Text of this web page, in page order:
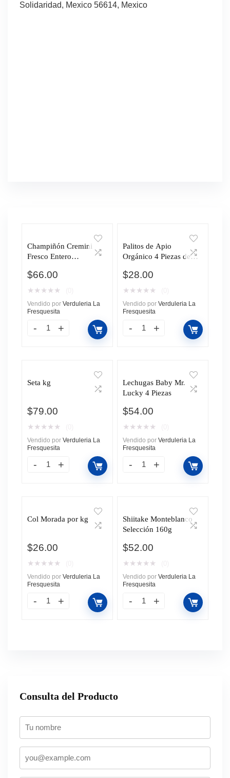
Solidaridad, Mexico 56614, Mexico
Champiñón Cremini
Fresco Entero
$66.00
★ ★ ★ ★ ★
Vendido por Verduleria La
Fresquesita
Palitos de Apio
Orgánico 4 Piezas de
$28.00
★ ★ ★ ★ ★
Vendido por Verduleria La
Fresquesita
Seta kg
$79.00
★ ★ ★ ★ ★
Vendido por Verduleria La
Fresquesita
Lechugas Baby Mr.
Lucky 4 Piezas
$54.00
★ ★ ★ ★ ★
Vendido por Verduleria La
Fresquesita
Col Morada por kg
$26.00
★ ★ ★ ★ ★
Vendido por Verduleria La
Fresquesita
Shiitake Monteblanco
Selección 160g
$52.00
★ ★ ★ ★ ★
Vendido por Verduleria La
Fresquesita
Consulta del Producto